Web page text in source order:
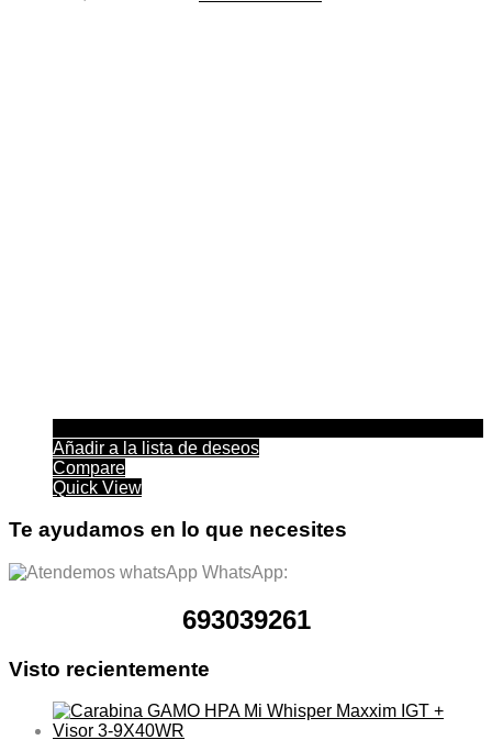
Añadir a la lista de deseos
Compare
Quick View
Te ayudamos en lo que necesites
WhatsApp:
693039261
Visto recientemente